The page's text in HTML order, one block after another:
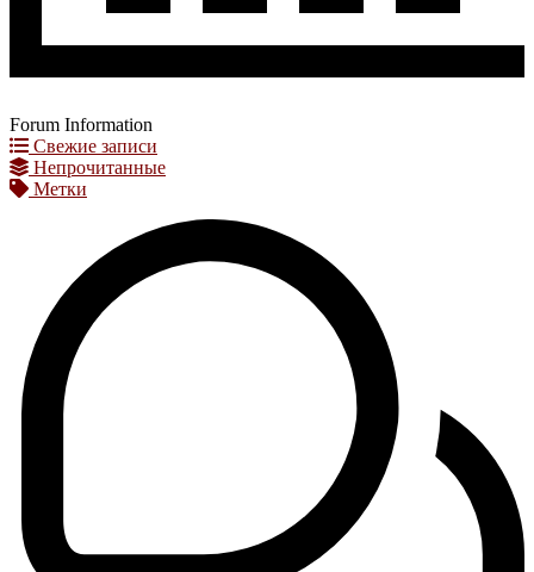
Forum Information
Свежие записи
Непрочитанные
Метки